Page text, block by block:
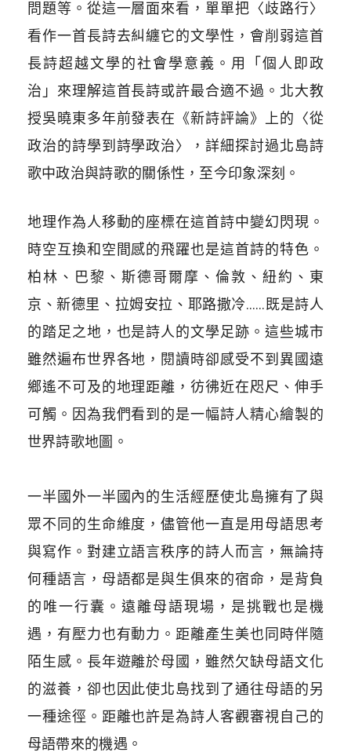
問題等。從這一層面來看，單單把〈歧路行〉
看作一首長詩去糾纏它的文學性，會削弱這首
長詩超越文學的社會學意義。用「個人即政
治」來理解這首長詩或許最合適不過。北大教
授吳曉東多年前發表在《新詩評論》上的〈從
政治的詩學到詩學政治〉，詳細探討過北島詩
歌中政治與詩歌的關係性，至今印象深刻。
地理作為人移動的座標在這首詩中變幻閃現。
時空互換和空間感的飛躍也是這首詩的特色。
柏林、巴黎、斯德哥爾摩、倫敦、紐約、東
京、新德里、拉姆安拉、耶路撒冷……既是詩人
的踏足之地，也是詩人的文學足跡。這些城市
雖然遍布世界各地，閱讀時卻感受不到異國遠
鄉遙不可及的地理距離，彷彿近在咫尺、伸手
可觸。因為我們看到的是一幅詩人精心繪製的
世界詩歌地圖。
一半國外一半國內的生活經歷使北島擁有了與
眾不同的生命維度，儘管他一直是用母語思考
與寫作。 對建立語言秩序的詩人而言，無論持
何種語言，母語都是與生俱來的宿命，是背負
的唯一行囊。遠離母語現場，是挑戰也是機
遇，有壓力也有動力。 距離產生美也同時伴隨
陌生感。長年遊離於母國，雖然欠缺母語文化
的滋養，卻也因此使北島找到了通往母語的另
一種途徑。距離也許是為詩人客觀審視自己的
母語帶來的機遇。